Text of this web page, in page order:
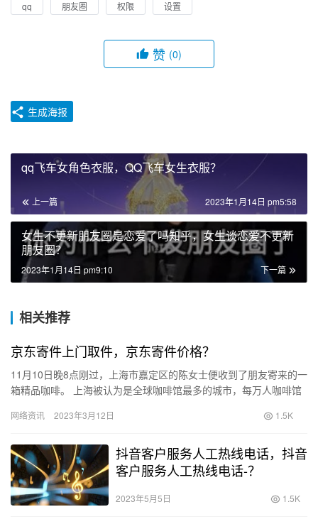
qq 朋友圈 权限 设置
赞 (0)
生成海报
qq飞车女角色衣服，QQ飞车女生衣服？
上一篇 2023年1月14日 pm5:58
女生不更新朋友圈是恋爱了吗知乎，女生谈恋爱不更新
朋友圈？
下一篇
2023年1月14日 pm9:10
相关推荐
京东寄件上门取件，京东寄件价格？
11月10日晚8点刚过，上海市嘉定区的陈女士便收到了朋友寄来的一
箱精品咖啡。 上海被认为是全球咖啡馆最多的城市，每万人咖啡馆
网络资讯 2023年3月12日 1.5K
抖音客户服务人工热线电话，抖音
客户服务人工热线电话-？
2023年5月5日 1.5K